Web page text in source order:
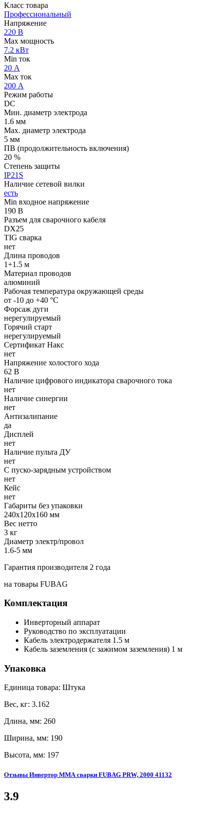
Класс товара
Профессиональный
Напряжение
220 В
Max мощность
7.2 кВт
Min ток
20 А
Max ток
200 А
Режим работы
DC
Мин. диаметр электрода
1.6 мм
Мах. диаметр электрода
5 мм
ПВ (продолжительность включения)
20 %
Степень защиты
IP21S
Наличие сетевой вилки
есть
Min входное напряжение
190 В
Разъем для сварочного кабеля
DX25
TIG сварка
нет
Длина проводов
1+1.5 м
Материал проводов
алюминий
Рабочая температура окружающей среды
от -10 до +40 °С
Форсаж дуги
нерегулируемый
Горячий старт
нерегулируемый
Сертификат Накс
нет
Напряжение холостого хода
62 В
Наличие цифрового индикатора сварочного тока
нет
Наличие синергии
нет
Антизалипание
да
Дисплей
нет
Наличие пульта ДУ
нет
С пуско-зарядным устройством
нет
Кейс
нет
Габариты без упаковки
240х120х160 мм
Вес нетто
3 кг
Диаметр электр/провол
1.6-5 мм
Гарантия производителя 2 года
на товары FUBAG
Комплектация
Инверторный аппарат
Руководство по эксплуатации
Кабель электродержателя 1.5 м
Кабель заземления (с зажимом заземления) 1 м
Упаковка
Единица товара: Штука
Вес, кг: 3.162
Длина, мм: 260
Ширина, мм: 190
Высота, мм: 197
Отзывы Инвертор ММА сварки FUBAG PRW, 2000 41132
3.9